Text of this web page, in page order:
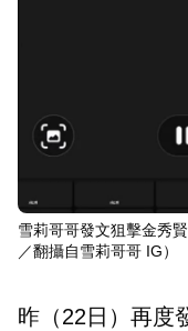
雪莉哥哥發文狙擊金秀
／翻攝自雪莉哥哥 IG）
昨（22日）再度